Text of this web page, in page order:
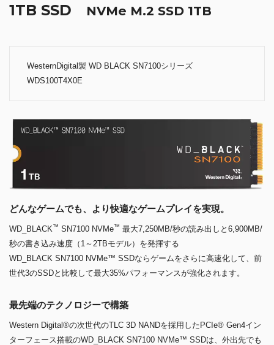
1TB SSD NVMe M.2 SSD 1TB
WesternDigital製 WD BLACK SN7100シリーズ
WDS100T4X0E
どんなゲームでも、より快適なゲームプレイを実現。
WD_BLACK™ SN7100 NVMe™ 最大7,250MB/秒の読み出しと6,900MB/
秒の書き込み速度（1～2TBモデル）を発揮する
WD_BLACK SN7100 NVMe™ SSDならゲームをさらに高速化して、前
世代3のSSDと比較して最大35%パフォーマンスが強化されます。
最先端のテクノロジーで構築
Western Digital®の次世代のTLC 3D NANDを採用したPCIe® Gen4イン
ターフェース搭載のWD_BLACK SN7100 NVMe™ SSDは、外出先でも